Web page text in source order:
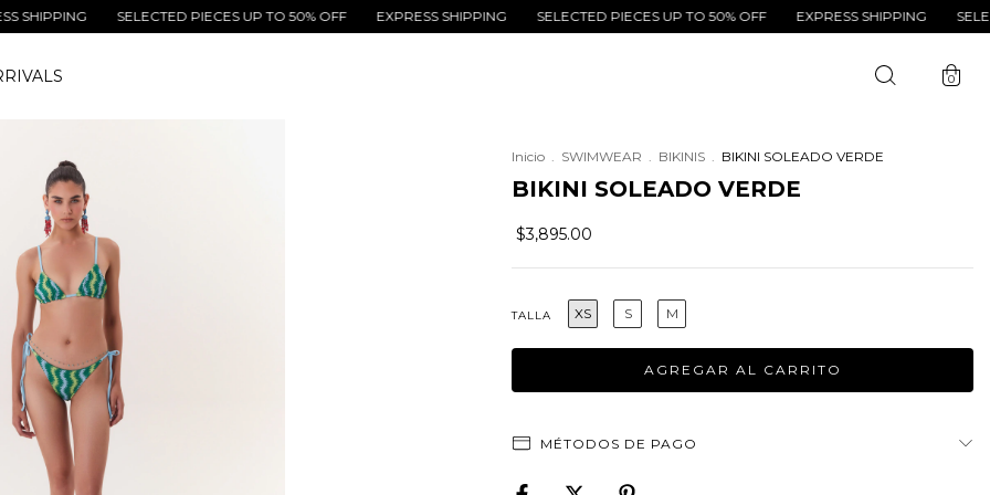
SELECTED PIECES UP TO 50% OFF EXPRESS SHIPPING SELECTED PIECES UP TO 50% OFF EXPRESS SHIPPING SELECTED
0
Inicio SWIMWEAR BIKINIS BIKINI SOLEADO VERDE
BIKINI SOLEADO VERDE
$3,895.00
TALLA XS S M
MÉTODOS DE PAGO